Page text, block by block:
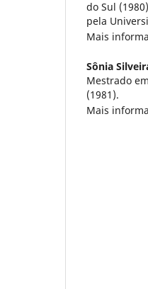
do Sul
pela
Mais
Sônia
Mestrado
(1981).
Mais